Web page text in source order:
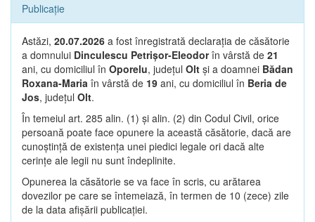
Publicație
Astăzi, 20.07.2026 a fost înregistrată declarația de căsătorie
a domnului Dinculescu Petrișor-Eleodorîn vârstă de 21
ani, cu domiciliul în Oporelu, județul Olt și a doamnei Bădan
Roxana-Maria în vârstă de 19 ani, cu domiciliul în Beria de
Jos, județul Olt.
În temeiul art. 285 alin. (1) și alin. (2) din Codul Civil, orice
persoană poate face opunere la această căsătorie, dacă are
cunoștință de existența unei piedici legale ori dacă alte
cerințe ale legii nu sunt îndeplinite.
Opunerea la căsătorie se va face în scris, cu arătarea
dovezilor pe care se întemeiază, în termen de 10 (zece) zile
de la data afișării publicației.